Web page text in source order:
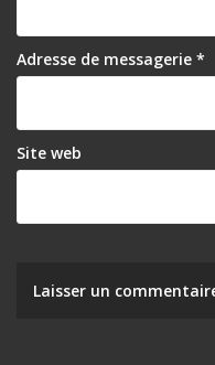
Adresse de messagerie *
Site web